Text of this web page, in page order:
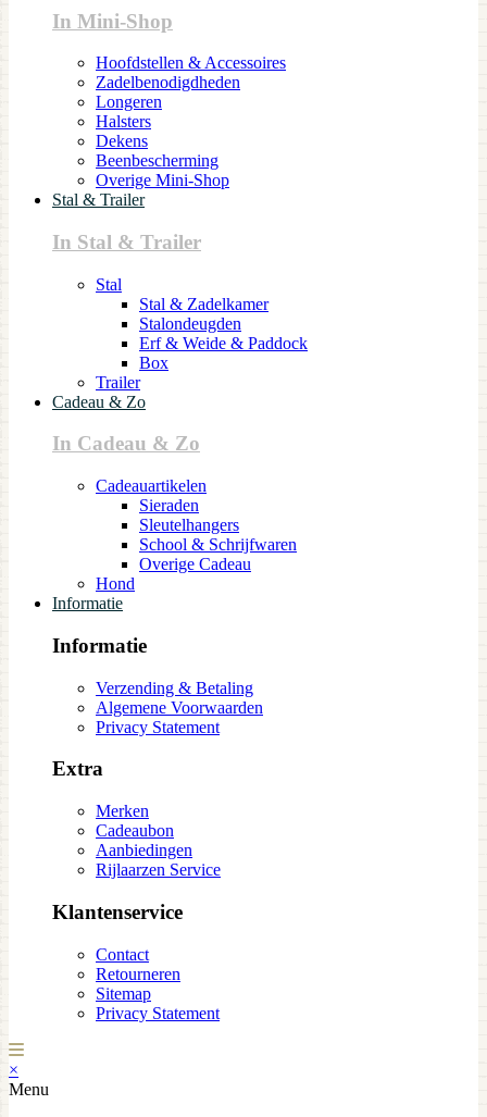
In Mini-Shop
Hoofdstellen & Accessoires
Zadelbenodigdheden
Longeren
Halsters
Dekens
Beenbescherming
Overige Mini-Shop
Stal & Trailer
In Stal & Trailer
Stal
Stal & Zadelkamer
Stalondeugden
Erf & Weide & Paddock
Box
Trailer
Cadeau & Zo
In Cadeau & Zo
Cadeauartikelen
Sieraden
Sleutelhangers
School & Schrijfwaren
Overige Cadeau
Hond
Informatie
Informatie
Verzending & Betaling
Algemene Voorwaarden
Privacy Statement
Extra
Merken
Cadeaubon
Aanbiedingen
Rijlaarzen Service
Klantenservice
Contact
Retourneren
Sitemap
Privacy Statement
×
Menu